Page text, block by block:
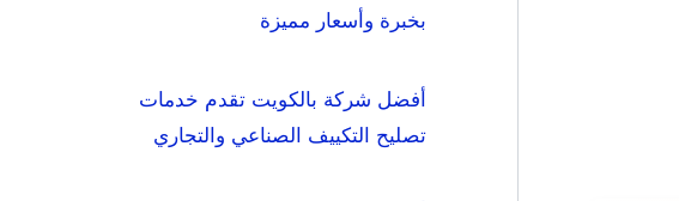
بخبرة وأسعار مميزة
أفضل شركة بالكويت تقدم خدمات
تصليح التكييف الصناعي والتجاري